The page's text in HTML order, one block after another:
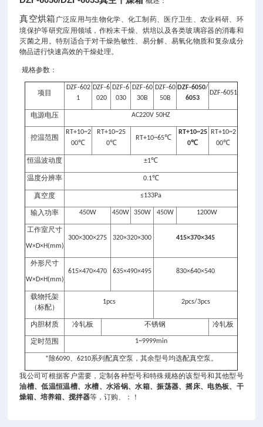
真空烘箱 广泛应用与生物化学、化工制药、医疗卫生、农业科研、环
境保护等研究应用领域，作粉末干燥、烘培以及各类玻璃容器的消毒和
灭菌之用。特别适合于对干燥热敏性、易分解、易氧化物质和复杂成分
物品进行快速高效的干燥处理。
规格参数：
项目
DZF-602
1
DZF-6
020
DZF-6
030
DZF-60
30B
DZF-60
50B
DZF-6050/
6053
DZF-6051
电源电压 AC220V 50HZ
控温范围
RT+10~2
00℃
RT+10~25
0℃
RT+10~65℃
RT+10~25
0℃
RT+10~2
00℃
恒温波动度 ±1℃
温度分辨率 0.1℃
真空度 ≤133Pa
输入功率 450W 450W 350W 450W 1200W
工作室尺寸
W×D×H(mm)
300×300×275 320×320×300 415×370×345
外形尺寸
W×D×H(mm)
615×470×470 635×490×495 830×640×540
载物托架
（标配）
1pcs 2pcs/3pcs
内胆材质 冷轧板 不锈钢 冷轧板
定时范围 1~9999min
*除6090、 6210系列配真空泵，其余型号均选配真空泵。
我公司可根据客户需要，定制各种型号和特殊规格的该型号和其他型号
油槽、低温恒温槽、水槽、水浴锅、水箱、振荡器、摇床、电热板、干
燥箱、培养箱、搅拌器等，订购、 ： ！